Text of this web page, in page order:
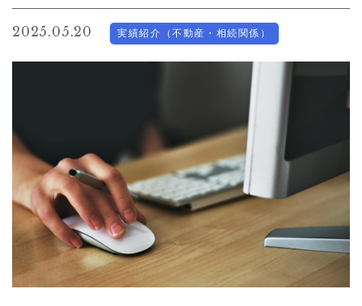
2025.05.20 実績紹介（不動産・相続関係）